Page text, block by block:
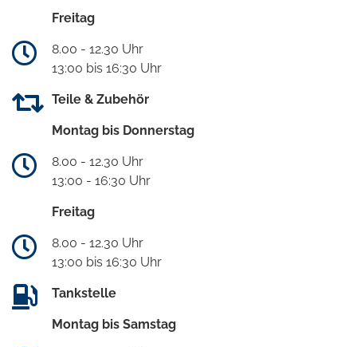
Freitag
8.00 - 12.30 Uhr
13:00 bis 16:30 Uhr
Teile & Zubehör
Montag bis Donnerstag
8.00 - 12.30 Uhr
13:00 - 16:30 Uhr
Freitag
8.00 - 12.30 Uhr
13:00 bis 16:30 Uhr
Tankstelle
Montag bis Samstag